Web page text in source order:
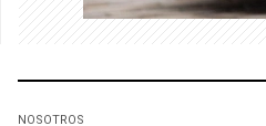
NOSOTROS